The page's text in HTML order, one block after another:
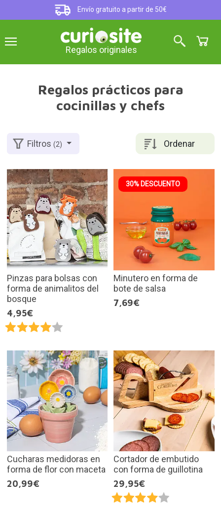
Envío gratuito a partir de 50€
Regalos originales
Regalos prácticos para
cocinillas y chefs
Ordenar
Filtros(2)
Pinzas para bolsas con
forma de animalitos del
bosque
4,95€
30% DESCUENTO
Minutero en forma de
bote de salsa
7,69€
Cucharas medidoras en
forma de flor con maceta
20,99€
Cortador de embutido
con forma de guillotina
29,95€